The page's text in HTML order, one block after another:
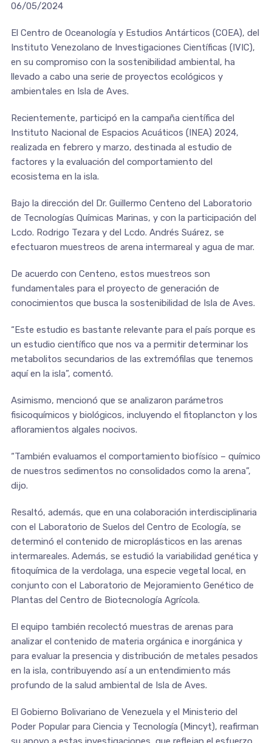
06/05/2024
El Centro de Oceanología y Estudios Antárticos (COEA), del
Instituto Venezolano de Investigaciones Científicas (IVIC),
en su compromiso con la sostenibilidad ambiental, ha
llevado a cabo una serie de proyectos ecológicos y
ambientales en Isla de Aves.
Recientemente, participó en la campaña científica del
Instituto Nacional de Espacios Acuáticos (INEA) 2024,
realizada en febrero y marzo, destinada al estudio de
factores y la evaluación del comportamiento del
ecosistema en la isla.
Bajo la dirección del Dr. Guillermo Centeno del Laboratorio
de Tecnologías Químicas Marinas, y con la participación del
Lcdo. Rodrigo Tezara y del Lcdo. Andrés Suárez, se
efectuaron muestreos de arena intermareal y agua de mar.
De acuerdo con Centeno, estos muestreos son
fundamentales para el proyecto de generación de
conocimientos que busca la sostenibilidad de Isla de Aves.
“Este estudio es bastante relevante para el país porque es
un estudio científico que nos va a permitir determinar los
metabolitos secundarios de las extremófilas que tenemos
aquí en la isla”, comentó.
Asimismo, mencionó que se analizaron parámetros
fisicoquímicos y biológicos, incluyendo el fitoplancton y los
afloramientos algales nocivos.
“También evaluamos el comportamiento biofísico – químico
de nuestros sedimentos no consolidados como la arena”,
dijo.
Resaltó, además, que en una colaboración interdisciplinaria
con el Laboratorio de Suelos del Centro de Ecología, se
determinó el contenido de microplásticos en las arenas
intermareales. Además, se estudió la variabilidad genética y
fitoquímica de la verdolaga, una especie vegetal local, en
conjunto con el Laboratorio de Mejoramiento Genético de
Plantas del Centro de Biotecnología Agrícola.
El equipo también recolectó muestras de arenas para
analizar el contenido de materia orgánica e inorgánica y
para evaluar la presencia y distribución de metales pesados
en la isla, contribuyendo así a un entendimiento más
profundo de la salud ambiental de Isla de Aves.
El Gobierno Bolivariano de Venezuela y el Ministerio del
Poder Popular para Ciencia y Tecnología (Mincyt), reafirman